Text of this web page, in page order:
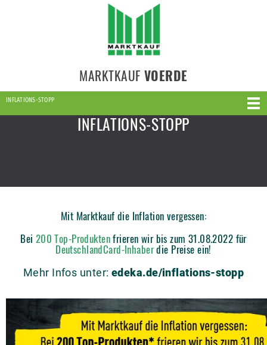
MARKTKAUF VOERDE
INFLATIONS-STOPP
INFLATIONS-STOPP
Mit Marktkauf die Inflation vergessen:
Bei 200 Top-Produktenfrieren wir bis zum 31.08.2022 für
DeutschlandCard-Inhaberdie Preise ein!
Mehr Infos unter: edeka.de/inflations-stopp